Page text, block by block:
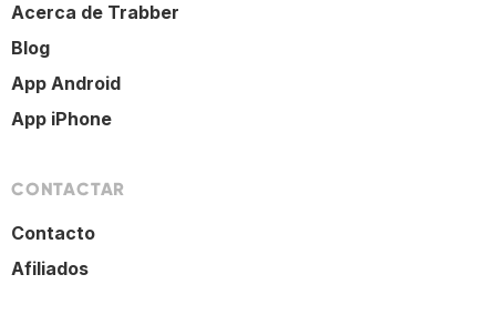
Acerca de Trabber
Blog
App Android
App iPhone
CONTACTAR
Contacto
Afiliados